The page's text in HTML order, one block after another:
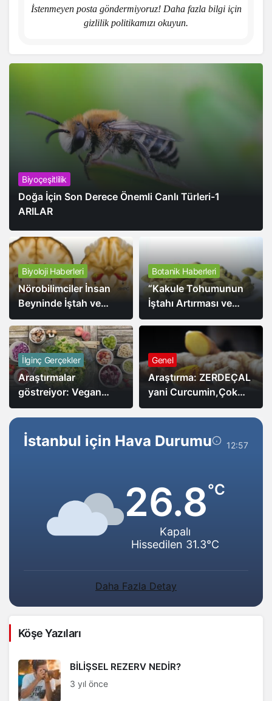
İstenmeyen posta göndermiyoruz! Daha fazla bilgi için
gizlilik politikamızı okuyun.
Biyoçeşitlilik
Doğa İçin Son Derece Önemli Canlı Türleri-1
ARILAR
Biyoloji Haberleri
Nörobilimciler İnsan
Beyninde İştah ve
Bellek Arasındaki Bağı
Buldular.
Botanik Haberleri
“Kakule Tohumunun
İştahı Artırması ve
Yağı Azaltmasıyla İlgili
Yeni Araştırma”
İlginç Gerçekler
Araştırmalar
göstreiyor: Vegan
Diyetin Sağlık
Faydalarının Yanı Sıra
Ekonomik Avantajları
da Var,
Genel
Araştırma: ZERDEÇAL
yani Curcumin,Çok
kuvvetli bir
antioksidandır
İstanbul için Hava Durumu 12:57
26.8°C
Kapalı
Hissedilen 31.3°C
Daha Fazla Detay
Köşe Yazıları
BİLİŞSEL REZERV NEDİR?
3 yıl önce